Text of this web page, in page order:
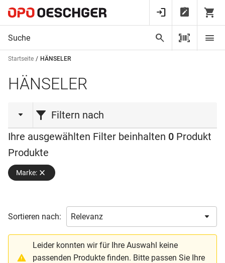
Startseite HÄNSELER
HÄNSELER
Filtern nach
Ihre ausgewählten Filter beinhalten 0 Produkt
Produkte
Marke:
Sortieren nach:
Leider konnten wir für Ihre Auswahl keine
passenden Produkte finden. Bitte passen Sie Ihre